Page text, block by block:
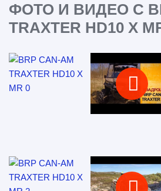
ФОТО И ВИДЕО С
TRAXTER HD10 X